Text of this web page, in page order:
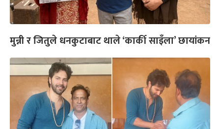
मुन्नी र जितुले धनकुटाबाट थाले ‘कार्की साइँला’ छायांकन